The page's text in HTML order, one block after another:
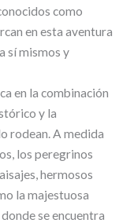
como
en esta aventura
sí mismos y
en la combinación
y la
rodean. A medida
los peregrinos
hermosos
la majestuosa
se encuentra